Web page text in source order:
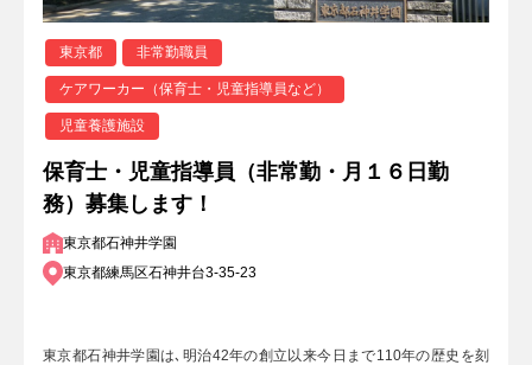
東京都 非常勤職員
ケアワーカー（保育士・児童指導員など）
児童養護施設
保育士・児童指導員（非常勤・月１６日勤
務）募集します！
東京都石神井学園
東京都練馬区石神井台3-35-23
東京都石神井学園は､明治42年の創立以来今日まで110年の歴史を刻